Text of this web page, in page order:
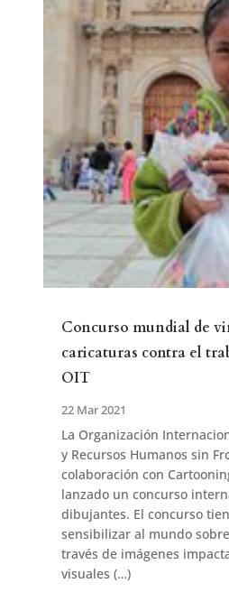
Concurso mundial de
caricaturas contra el
OIT
22 Mar 2021
La Organización
y Recursos Humanos sin
colaboración con
lanzado un concurso
dibujantes. El concurso
sensibilizar al mundo
través de imágenes
visuales (…)